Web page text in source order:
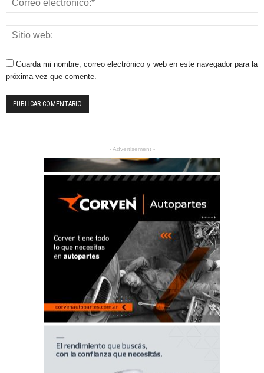
Guarda mi nombre, correo electrónico y web en este navegador para la
próxima vez que comente.
- Advertisement -